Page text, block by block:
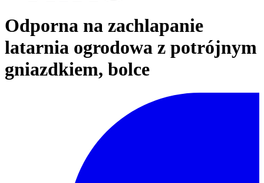
Odporna na zachlapanie
latarnia ogrodowa z potrójnym
gniazdkiem, bolce